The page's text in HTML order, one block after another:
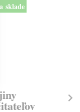
sklade